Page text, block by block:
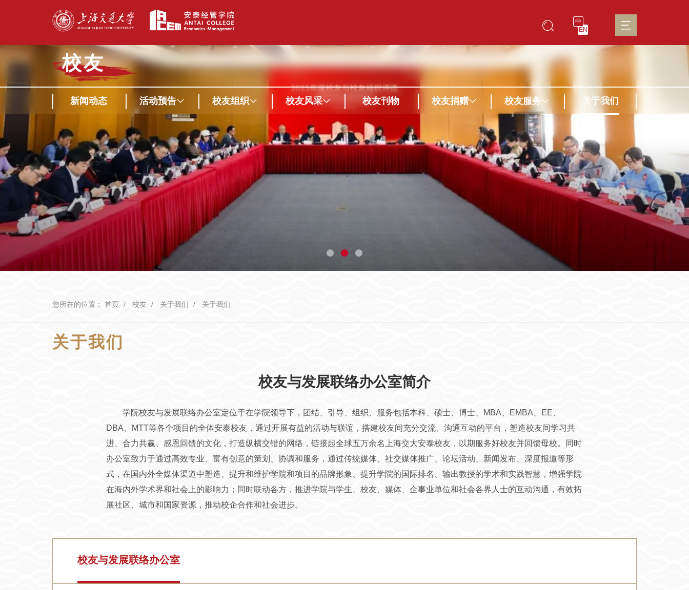
中
EN
校友
新闻动态 活动预告 校友组织 校友风采 校友刊物 校友捐赠 校友服务 关于我们
您所在的位置： 首页 校友 关于我们 关于我们
关于我们
校友与发展联络办公室简介
学院校友与发展联络办公室定位于在学院领导下，团结、引导、组织、服务包括本科、硕士、博士、MBA、EMBA、EE、
DBA、MTT等各个项目的全体安泰校友，通过开展有益的活动与联谊，搭建校友间充分交流、沟通互动的平台，塑造校友间学习共
进、合力共赢、感恩回馈的文化，打造纵横交错的网络，链接起全球五万余名上海交大安泰校友，以期服务好校友并回馈母校。同时
办公室致力于通过高效专业、富有创意的策划、协调和服务，通过传统媒体、社交媒体推广、论坛活动、新闻发布、深度报道等形
式，在国内外全媒体渠道中塑造、提升和维护学院和项目的品牌形象、提升学院的国际排名、输出教授的学术和实践智慧，增强学院
在海内外学术界和社会上的影响力；同时联动各方，推进学院与学生、校友、媒体、企事业单位和社会各界人士的互动沟通，有效拓
展社区、城市和国家资源，推动校企合作和社会进步。
校友与发展联络办公室